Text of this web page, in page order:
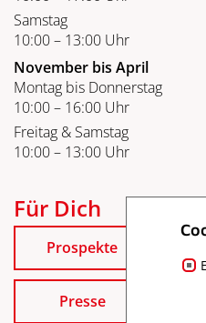
Samstag
10:00 – 13:00 Uhr
November bis April
Montag bis Donnerstag
10:00 – 16:00 Uhr
Freitag & Samstag
10:00 – 13:00 Uhr
Für Dich
Prospekte
Presse